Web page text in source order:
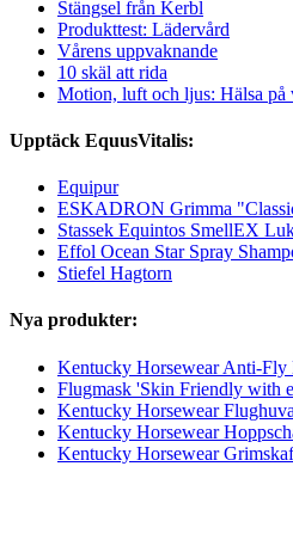
Stängsel från Kerbl
Produkttest: Lädervård
Vårens uppvaknande
10 skäl att rida
Motion, luft och ljus: Hälsa på
Upptäck EquusVitalis:
Equipur
ESKADRON Grimma
Stassek Equintos SmellEX
Effol Ocean Star Spray
Stiefel Hagtorn
Nya produkter:
Kentucky Horsewear Anti-Fly
Flugmask 'Skin Friendly with
Kentucky Horsewear
Kentucky Horsewear
Kentucky Horsewear